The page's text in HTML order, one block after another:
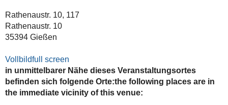
Rathenaustr. 10, 117
Rathenaustr. 10
35394 Gießen
Vollbildfull screen
in unmittelbarer Nähe dieses Veranstaltungsortes
befinden sich folgende Orte:the following places are in
the immediate vicinity of this venue: